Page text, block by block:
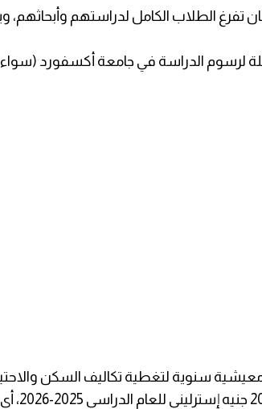
تفرغ الطلاب الكامل لدراستهم
لرسوم الدراسة في جامعة أكسفورد (سواء
سنوية لتغطية تكاليف السكن